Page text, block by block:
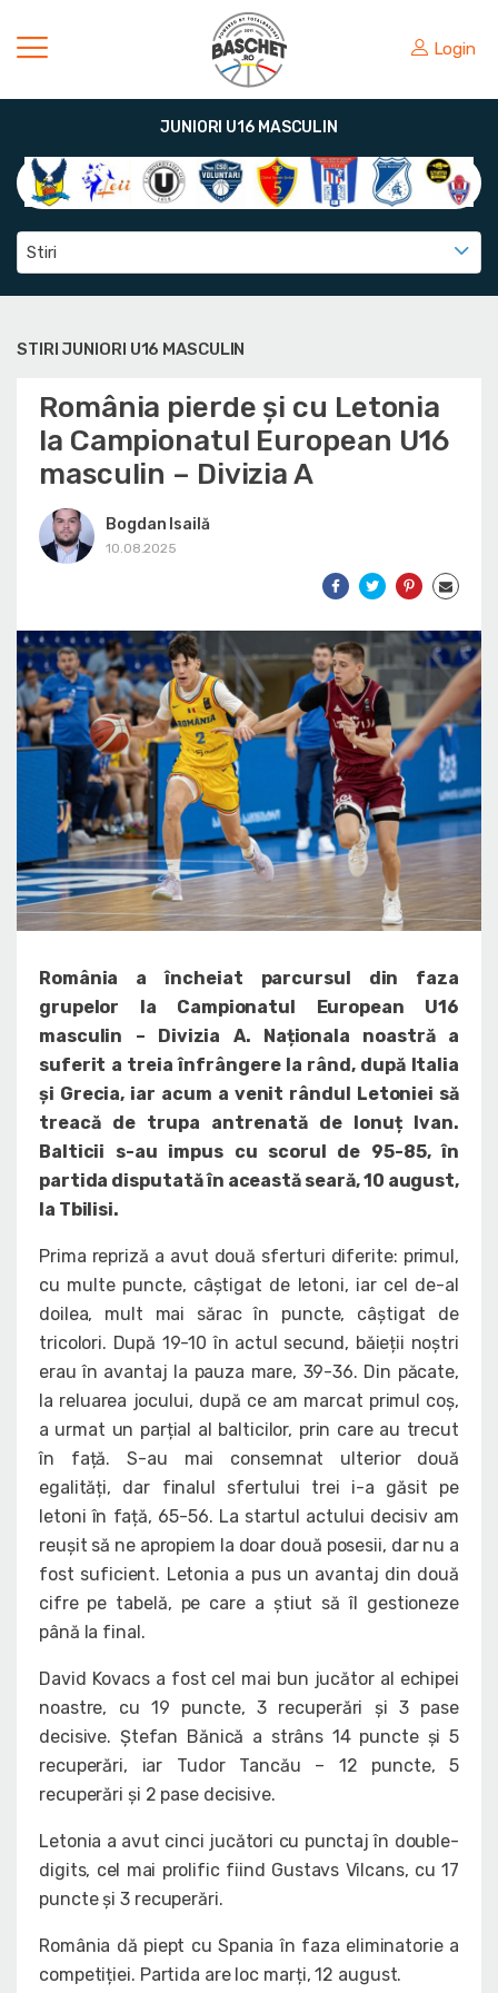
Login
JUNIORI U16 MASCULIN
Stiri
STIRI JUNIORI U16 MASCULIN
România pierde și cu Letonia
la Campionatul European U16
masculin – Divizia A
Bogdan Isailă
10.08.2025
România a încheiat parcursul din faza
grupelor la Campionatul European U16
masculin – Divizia A. Naționala noastră a
suferit a treia înfrângere la rând, după Italia
și Grecia, iar acum a venit rândul Letoniei să
treacă de trupa antrenată de Ionuț Ivan.
Balticii s-au impus cu scorul de 95-85, în
partida disputată în această seară, 10 august,
la Tbilisi.
Prima repriză a avut două sferturi diferite: primul,
cu multe puncte, câștigat de letoni, iar cel de-al
doilea, mult mai sărac în puncte, câștigat de
tricolori. După 19-10 în actul secund, băieții noștri
erau în avantaj la pauza mare, 39-36. Din păcate,
la reluarea jocului, după ce am marcat primul coș,
a urmat un parțial al balticilor, prin care au trecut
în față. S-au mai consemnat ulterior două
egalități, dar finalul sfertului trei i-a găsit pe
letoni în față, 65-56. La startul actului decisiv am
reușit să ne apropiem la doar două posesii, dar nu a
fost suficient. Letonia a pus un avantaj din două
cifre pe tabelă, pe care a știut să îl gestioneze
până la final.
David Kovacs a fost cel mai bun jucător al echipei
noastre, cu 19 puncte, 3 recuperări și 3 pase
decisive. Ștefan Bănică a strâns 14 puncte și 5
recuperări, iar Tudor Tancău – 12 puncte, 5
recuperări și 2 pase decisive.
Letonia a avut cinci jucători cu punctaj în double-
digits, cel mai prolific fiind Gustavs Vilcans, cu 17
puncte și 3 recuperări.
România dă piept cu Spania în faza eliminatorie a
competiției. Partida are loc marți, 12 august.